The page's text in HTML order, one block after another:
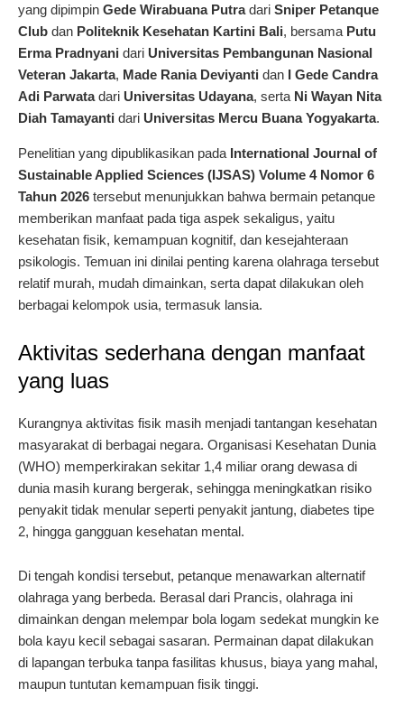
yang dipimpin Gede Wirabuana Putradari Sniper Petanque
Club dan Politeknik Kesehatan Kartini Bali, bersama Putu
Erma Pradnyani dari Universitas Pembangunan Nasional
Veteran Jakarta, Made Rania Deviyanti dan I Gede Candra
Adi Parwatadari Universitas Udayana, serta Ni Wayan Nita
Diah Tamayanti dari Universitas Mercu Buana Yogyakarta.
Penelitian yang dipublikasikan pada International Journal of
Sustainable Applied Sciences (IJSAS) Volume 4 Nomor 6
Tahun 2026 tersebut menunjukkan bahwa bermain petanque
memberikan manfaat pada tiga aspek sekaligus, yaitu
kesehatan fisik, kemampuan kognitif, dan kesejahteraan
psikologis. Temuan ini dinilai penting karena olahraga tersebut
relatif murah, mudah dimainkan, serta dapat dilakukan oleh
berbagai kelompok usia, termasuk lansia.
Aktivitas sederhana dengan manfaat
yang luas
Kurangnya aktivitas fisik masih menjadi tantangan kesehatan
masyarakat di berbagai negara. Organisasi Kesehatan Dunia
(WHO) memperkirakan sekitar 1,4 miliar orang dewasa di
dunia masih kurang bergerak, sehingga meningkatkan risiko
penyakit tidak menular seperti penyakit jantung, diabetes tipe
2, hingga gangguan kesehatan mental.
Di tengah kondisi tersebut, petanque menawarkan alternatif
olahraga yang berbeda. Berasal dari Prancis, olahraga ini
dimainkan dengan melempar bola logam sedekat mungkin ke
bola kayu kecil sebagai sasaran. Permainan dapat dilakukan
di lapangan terbuka tanpa fasilitas khusus, biaya yang mahal,
maupun tuntutan kemampuan fisik tinggi.